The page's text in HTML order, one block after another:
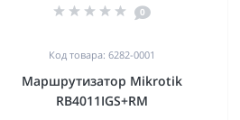
0
Код товара: 6282-0001
Маршрутизатор Mikrotik
RB4011IGS+RM